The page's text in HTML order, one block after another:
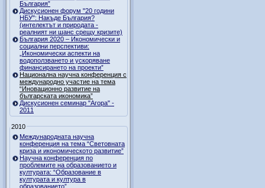
България”
Дискусионен форум "20 години
НБУ": Накъде България?
(интелектът и природата -
реалният ни шанс срещу кризите)
България 2020 – Икономически и
социални перспективи:
„Икономически аспекти на
водоползването и ускоряване
финансирането на проекти”
Национална научна конференция с
международно участие на тема
“Иновационно развитие на
българската икономика”
Дискусионен семинар "Агора" -
2011
2010
Международната научна
конференция на тема “Световната
криза и икономическото развитие”
Научна конференция по
проблемите на образованието и
културата: “Образование в
културата и култура в
образованието”